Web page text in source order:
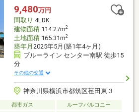
分には「ウッドデッキ」と「テラス」付
家族での憩いの時間などとして多彩に
9,480万円
間取り 4LDK
建物面積114.27m2
土地面積165.31m2
築年月 2025年5月(築1年4ヶ月)
ブルーライン センター南駅 徒歩15
分
その他の交通
神奈川県横浜市都筑区荏田東３
都市ガス
ルーフバルコニー